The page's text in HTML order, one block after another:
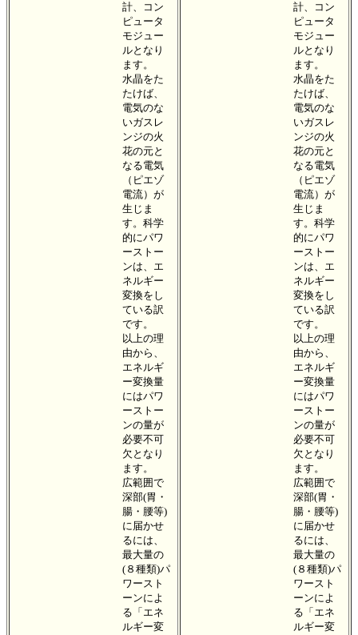
計、コン
ピュータ
モジュー
ルとなり
ます。
水晶をた
たけば、
電気のな
いガスレ
ンジの火
花の元と
なる電気
（ピエゾ
電流）が
生じま
す。科学
的にパワ
ーストー
ンは、エ
ネルギー
変換をし
ている訳
です。
以上の理
由から、
エネルギ
ー変換量
にはパワ
ーストー
ンの量が
必要不可
欠となり
ます。
広範囲で
深部(胃・
腸・腰等)
に届かせ
るには、
最大量の
(８種類)パ
ワースト
ーンによ
る「エネ
ルギー変
計、コン
ピュータ
モジュー
ルとなり
ます。
水晶をた
たけば、
電気のな
いガスレ
ンジの火
花の元と
なる電気
（ピエゾ
電流）が
生じま
す。科学
的にパワ
ーストー
ンは、エ
ネルギー
変換をし
ている訳
です。
以上の理
由から、
エネルギ
ー変換量
にはパワ
ーストー
ンの量が
必要不可
欠となり
ます。
広範囲で
深部(胃・
腸・腰等)
に届かせ
るには、
最大量の
(８種類)パ
ワースト
ーンによ
る「エネ
ルギー変